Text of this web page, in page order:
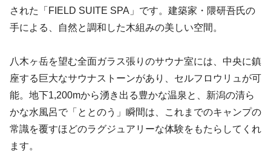
された「FIELD SUITE SPA」です。建築家・隈研吾氏の
手による、自然と調和した木組みの美しい空間。
八木ヶ岳を望む全面ガラス張りのサウナ室には、中央に鎮
座する巨大なサウナストーンがあり、セルフロウリュが可
能。地下1,200mから湧き出る豊かな温泉と、新潟の清ら
かな水風呂で「ととのう」瞬間は、これまでのキャンプの
常識を覆すほどのラグジュアリーな体験をもたらしてくれ
ます。